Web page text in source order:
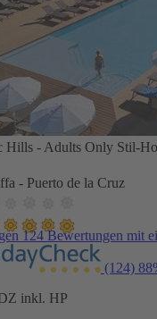
- Adults Only Stil-
- Puerto de la Cruz
124 Bewertungen mit
(124)
inkl. HP